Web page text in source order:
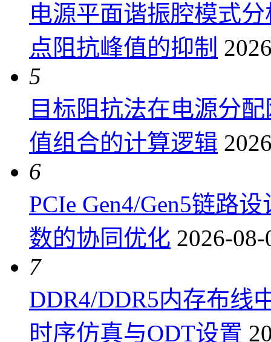
电源平面谐振腔模式
点阻抗峰值的抑制
5
目标阻抗法在电源分
值组合的计算逻辑
6
PCIe Gen4/Gen5链路
数的协同优化 2026-
7
DDR4/DDR5内存布线
时序仿真与ODT设置